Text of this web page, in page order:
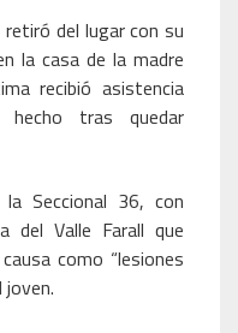
del lugar con su
la casa de la madre
recibió asistencia
hecho tras quedar
Seccional 36, con
del Valle Farall que
como “lesiones